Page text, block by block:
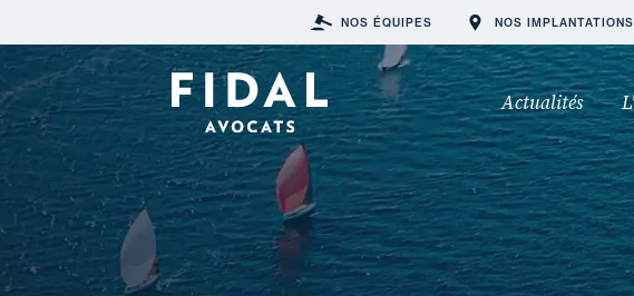
NOS ÉQUIPES NOS IMPLANTATIONS
Actualités